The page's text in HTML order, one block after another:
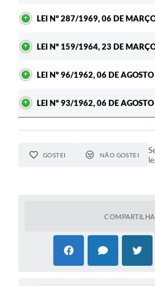
LEI Nº 287/1969, 06 DE
LEI Nº 159/1964, 23 DE
LEI Nº 96/1962, 06 DE
LEI Nº 93/1962, 06 DE
GOSTEI NÃO GOSTEI